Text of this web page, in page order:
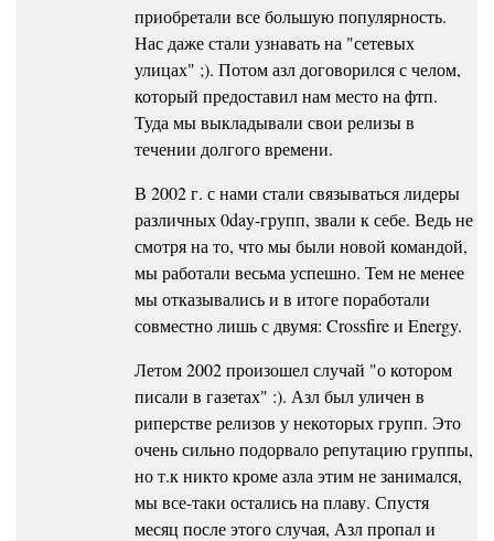
приобретали все большую популярность.
Нас даже стали узнавать на "сетевых
улицах" ;). Потом азл договорился с челом,
который предоставил нам место на фтп.
Туда мы выкладывали свои релизы в
течении долгого времени.
В 2002 г. с нами стали связываться лидеры
различных 0day-групп, звали к себе. Ведь не
смотря на то, что мы были новой командой,
мы работали весьма успешно. Тем не менее
мы отказывались и в итоге поработали
совместно лишь с двумя: Crossfire и Energy.
Летом 2002 произошел случай "о котором
писали в газетах" :). Азл был уличен в
риперстве релизов у некоторых групп. Это
очень сильно подорвало репутацию группы,
но т.к никто кроме азла этим не занимался,
мы все-таки остались на плаву. Спустя
месяц после этого случая, Азл пропал и